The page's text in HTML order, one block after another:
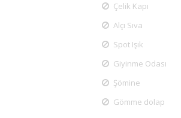
Çelik Kapı
Alçı Sıva
Spot Işık
Giyinme Odası
Şömine
Gömme dolap